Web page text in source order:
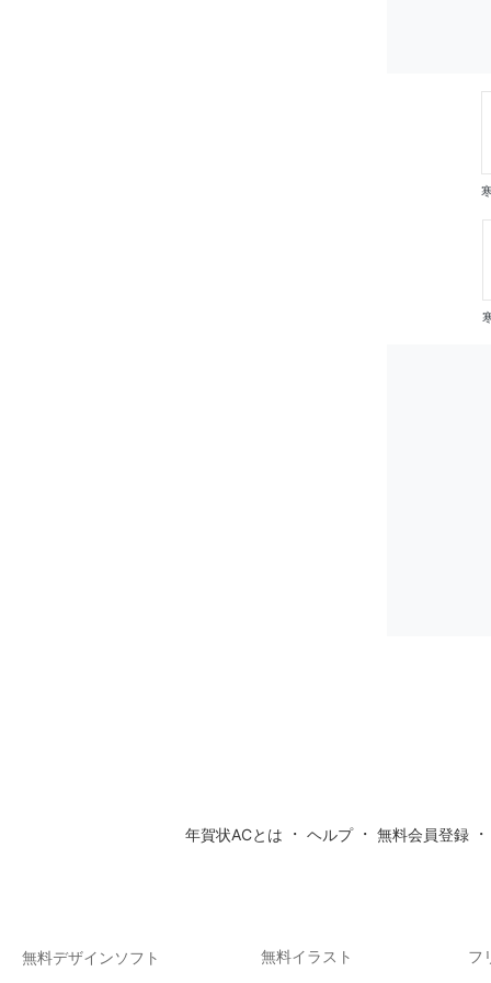
年賀状ACとは ・ ヘルプ・ 無料会員登録
無料デザインソフト 無料イラスト フ